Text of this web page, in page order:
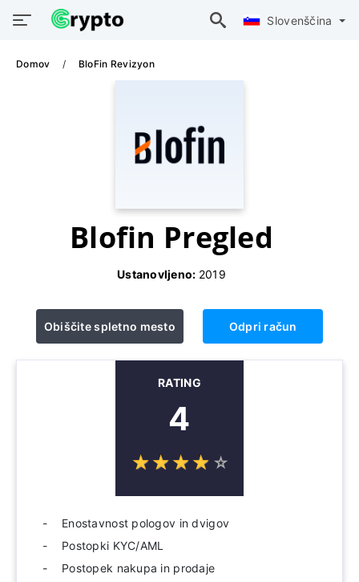
Slovenščina
Domov BloFin Revizyon
Blofin Pregled
Ustanovljeno: 2019
Obiščite spletno mesto Odpri račun
RATING
4
☆☆☆☆ ☆
★★★★ ★
Enostavnost pologov in dvigov
Postopki KYC/AML
Postopek nakupa in prodaje